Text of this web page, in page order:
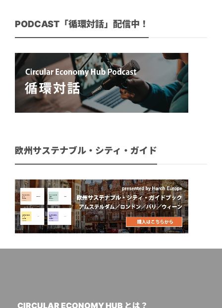
PODCAST「循環対話」配信中！
欧州サステナブル・シティ・ガイド
CIRCULAR ECONOMY HUB とは？